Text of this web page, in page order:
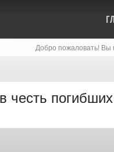
Добро пожаловать! Вы
честь